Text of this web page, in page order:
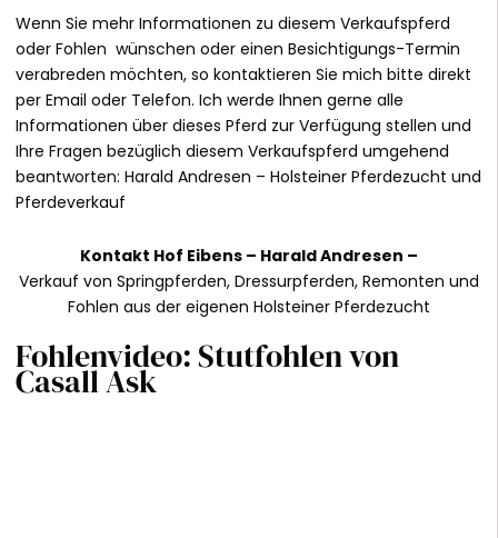
Wenn Sie mehr Informationen zu diesem Verkaufspferd
oder Fohlen wünschen oder einen Besichtigungs-Termin
verabreden möchten, so kontaktieren Sie mich bitte direkt
per Email oder Telefon. Ich werde Ihnen gerne alle
Informationen über dieses Pferd zur Verfügung stellen und
Ihre Fragen bezüglich diesem Verkaufspferd umgehend
beantworten: Harald Andresen – Holsteiner Pferdezucht und
Pferdeverkauf
Kontakt Hof Eibens – Harald Andresen –
Verkauf von Springpferden, Dressurpferden, Remonten und
Fohlen aus der eigenen Holsteiner Pferdezucht
Fohlenvideo: Stutfohlen von
Casall Ask